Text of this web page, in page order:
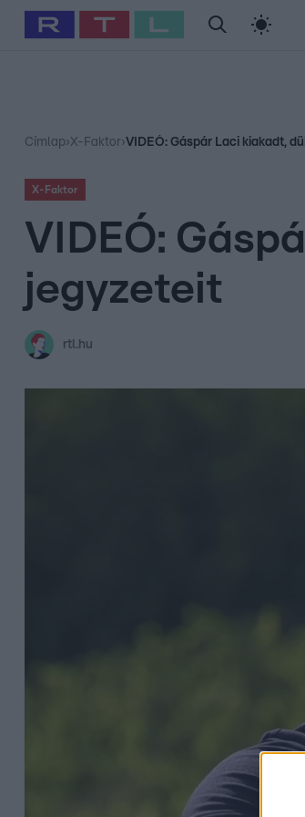
Babits Marcella Szellő István Most
Címlap›X-Faktor›VIDEÓ: Gáspár Laci kiakadt,
X-Faktor
VIDEÓ:
jegyzeteit
rtl.hu